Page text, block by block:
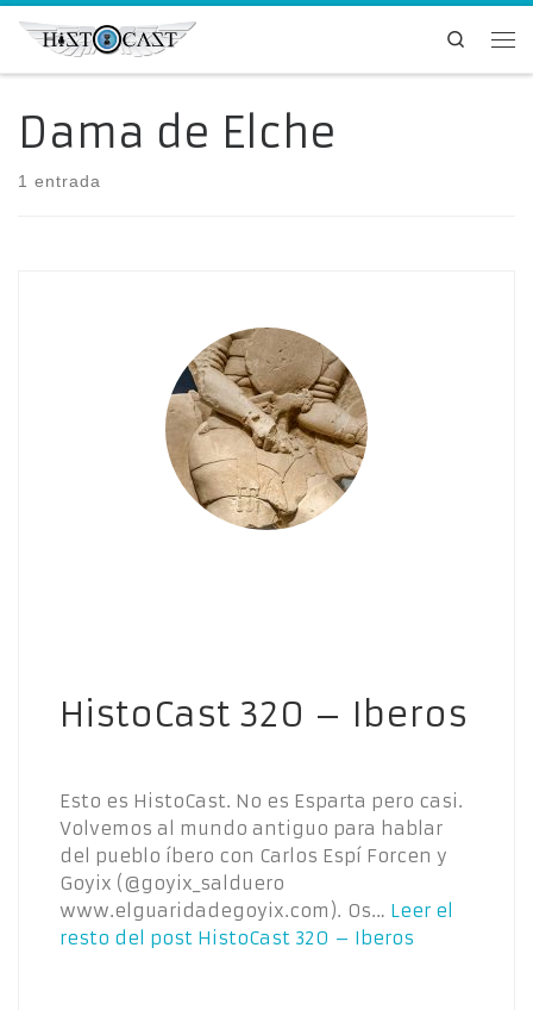
Saltar al contenido
Search
Dama de Elche
1 entrada
HistoCast 320 – Iberos
Esto es HistoCast. No es Esparta pero casi.
Volvemos al mundo antiguo para hablar
del pueblo íbero con Carlos Espí Forcen y
Goyix (@goyix_salduero
www.elguaridadegoyix.com). Os… Leer el
resto del post HistoCast 320 – Iberos